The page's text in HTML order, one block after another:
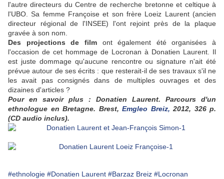
l'autre directeurs du Centre de recherche bretonne et celtique à
l'UBO. Sa femme Françoise et son frère Loeiz Laurent (ancien
directeur régional de l'INSEE) l'ont rejoint près de la plaque
gravée à son nom.
Des projections de filmont également été organisées à
l'occasion de cet hommage de Locronan à Donatien Laurent. Il
est juste dommage qu'aucune rencontre ou signature n'ait été
prévue autour de ses écrits : que resterait-il de ses travaux s'il ne
les avait pas consignés dans de multiples ouvrages et des
dizaines d'articles ?
Pour en savoir plus : Donatien Laurent. Parcours d'un
ethnologue en Bretagne. Brest, Emgleo Breiz, 2012, 326 p.
(CD audio inclus).
#ethnologie #Donatien Laurent #Barzaz Breiz #Locronan